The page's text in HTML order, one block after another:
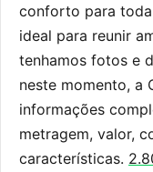
conforto para
ideal para reunir
tenhamos fotos e
neste momento, a
informações
metragem, valor,
características.